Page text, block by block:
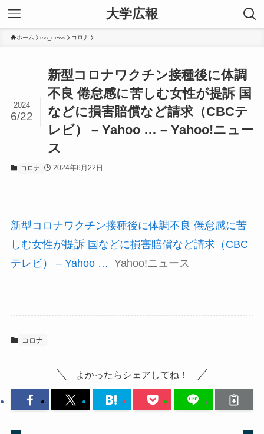
大学広報
ホーム rss_news コロナ
新型コロナワクチン接種後に体調
不良 倦怠感に苦しむ女性が提訴 国
などに損害賠償など請求（CBCテ
レビ） – Yahoo … – Yahoo!ニュー
ス
2024
6/22
コロナ 2024年6月22日
新型コロナワクチン接種後に体調不良 倦怠感に苦
しむ女性が提訴 国などに損害賠償など請求（CBC
テレビ） – Yahoo … Yahoo!ニュース
コロナ
よかったらシェアしてね！